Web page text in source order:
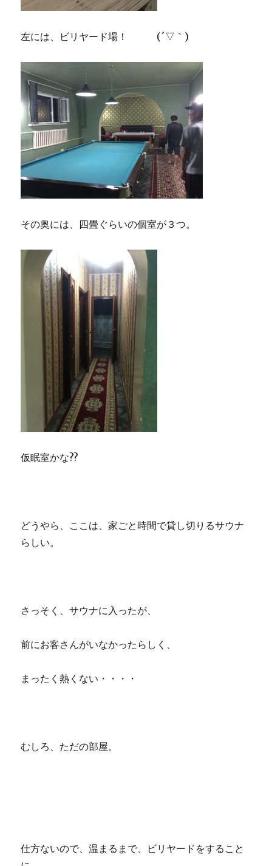
左には、ビリヤード場！ (´▽｀)
その奥には、四畳ぐらいの個室が３つ。
仮眠室かな??
どうやら、ここは、家ごと時間で貸し切りるサウナ
らしい。
さっそく、サウナに入ったが、
前にお客さんがいなかったらしく、
まったく熱くない・・・・
むしろ、ただの部屋。
仕方ないので、温まるまで、ビリヤードをすること